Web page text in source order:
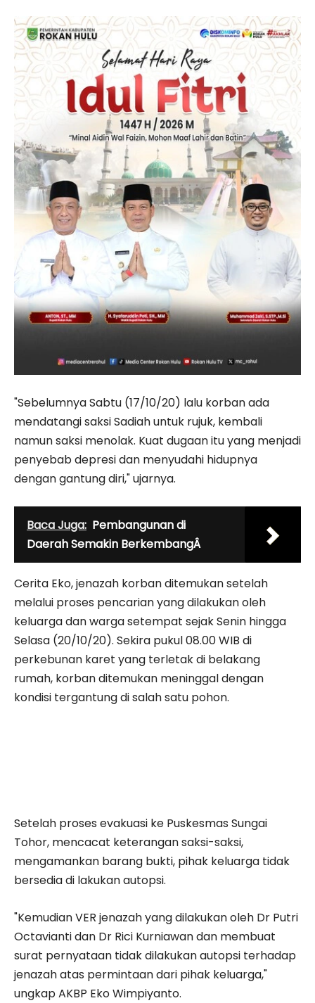
"Sebelumnya Sabtu (17/10/20) lalu korban ada
mendatangi saksi Sadiah untuk rujuk, kembali
namun saksi menolak. Kuat dugaan itu yang menjadi
penyebab depresi dan menyudahi hidupnya
dengan gantung diri," ujarnya.
Baca Juga: Pembangunan di
Daerah Semakin BerkembangÂ
Cerita Eko, jenazah korban ditemukan setelah
melalui proses pencarian yang dilakukan oleh
keluarga dan warga setempat sejak Senin hingga
Selasa (20/10/20). Sekira pukul 08.00 WIB di
perkebunan karet yang terletak di belakang
rumah, korban ditemukan meninggal dengan
kondisi tergantung di salah satu pohon.
Setelah proses evakuasi ke Puskesmas Sungai
Tohor, mencacat keterangan saksi-saksi,
mengamankan barang bukti, pihak keluarga tidak
bersedia di lakukan autopsi.
"Kemudian VER jenazah yang dilakukan oleh Dr Putri
Octavianti dan Dr Rici Kurniawan dan membuat
surat pernyataan tidak dilakukan autopsi terhadap
jenazah atas permintaan dari pihak keluarga,"
ungkap AKBP Eko Wimpiyanto.